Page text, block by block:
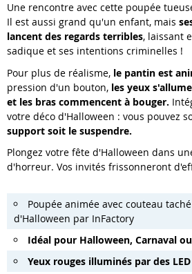
Une rencontre avec cette poupée
Il est aussi grand qu'un enfant, mais
lancent des regards terribles, laissant
sadique et ses intentions criminelles !
Pour plus de réalisme, le pantin est
pression d'un bouton, les yeux
et les bras commencent à bouger.
votre déco d'Halloween : vous pouvez
support soit le suspendre.
Plongez votre fête d'Halloween dans
d'horreur. Vos invités frissonneront
Poupée animée avec couteau
d'Halloween par InFactory
Idéal pour Halloween, Carnaval
Yeux rouges illuminés par des LED